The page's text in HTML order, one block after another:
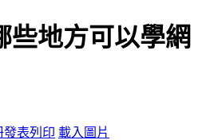
些地方可以學網
發表列印 載入圖片